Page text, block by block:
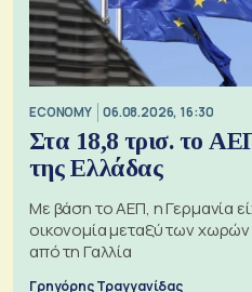
ECONOMY 06.08.2026, 16:30
Στα 18,8 τρισ. το
της Ελλάδας
Με βάση το ΑΕΠ, η Γερμανία
οικονομία μεταξύ των
από τη Γαλλία
Γρηγόρης Τραγγανίδας